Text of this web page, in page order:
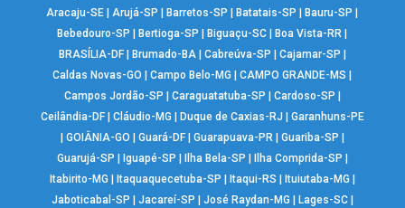
Aracaju-SE |Arujá-SP Barretos-SP Batatais-SP Bauru-SP
Bebedouro-SP
Bertioga-SP Biguaçu-SC Boa Vista-RR
BRASÍLIA-DF| Brumado-BA| Cabreúva-SP Cajamar-SP
Caldas Novas-GO
|Campo Belo-MG |CAMPO GRANDE-MS
Campos Jordão-SP
Caraguatatuba-SP Cardoso-SP
Ceilândia-DF| Cláudio-MG Duque de Caxias-RJ
Garanhuns-PE
GOIÂNIA-GO Guará-DF| Guarapuava-PR| Guariba-SP
Guarujá-SP
Iguapé-SP Ilha Bela-SP Ilha Comprida-SP
Itabirito-MG
Itaquaquecetuba-SP Itaqui-RS Ituiutaba-MG
Jaboticabal-SP
Jacareí-SP José Raydan-MG Lages-SC|